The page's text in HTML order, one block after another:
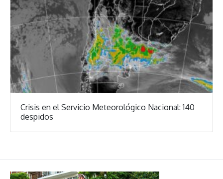
Crisis en el Servicio Meteorológico Nacional: 140
despidos